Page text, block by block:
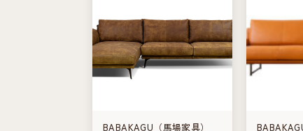
BABAKAGU（馬場家具）